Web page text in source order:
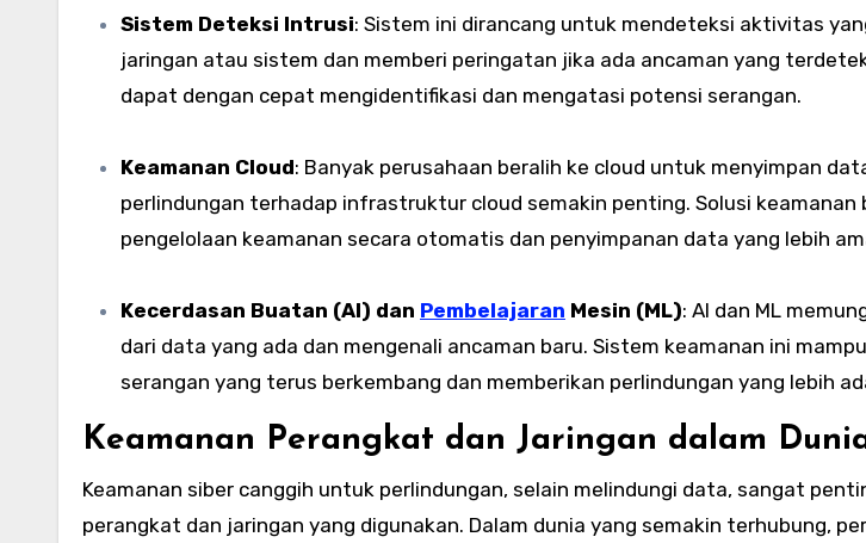
Sistem Deteksi Intrusi: Sistem ini dirancang untuk mendeteksi aktivitas
jaringan atau sistem dan memberi peringatan jika ada ancaman yang
dapat dengan cepat mengidentifikasi dan mengatasi potensi serangan.
Keamanan Cloud: Banyak perusahaan beralih ke cloud untuk menyimpan
perlindungan terhadap infrastruktur cloud semakin penting. Solusi keamanan
pengelolaan keamanan secara otomatis dan penyimpanan data yang lebih
Kecerdasan Buatan (AI) dan Pembelajaran Mesin (ML): AI dan ML
dari data yang ada dan mengenali ancaman baru. Sistem keamanan ini
serangan yang terus berkembang dan memberikan perlindungan yang lebih
Keamanan Perangkat dan Jaringan dalam
Keamanan siber canggih untuk perlindungan, selain melindungi data, sangat
perangkat dan jaringan yang digunakan. Dalam dunia yang semakin terhubung,